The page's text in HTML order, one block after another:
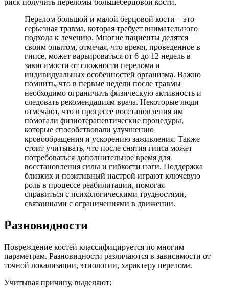
риск получить переломы большеберцовой кости.
Перелом большой и малой берцовой кости – это
серьезная травма, которая требует внимательного
подхода к лечению. Многие пациенты делятся
своим опытом, отмечая, что время, проведенное в
гипсе, может варьироваться от 6 до 12 недель в
зависимости от сложности перелома и
индивидуальных особенностей организма. Важно
помнить, что в первые недели после травмы
необходимо ограничить физическую активность и
следовать рекомендациям врача. Некоторые люди
отмечают, что в процессе восстановления им
помогали физиотерапевтические процедуры,
которые способствовали улучшению
кровообращения и ускорению заживления. Также
стоит учитывать, что после снятия гипса может
потребоваться дополнительное время для
восстановления силы и гибкости ноги. Поддержка
близких и позитивный настрой играют ключевую
роль в процессе реабилитации, помогая
справиться с психологическими трудностями,
связанными с ограничениями в движении.
Разновидности
Повреждение костей классифицируется по многим
параметрам. Разновидности различаются в зависимости от
точной локализации, этиологии, характеру перелома.
Учитывая причину, выделяют: